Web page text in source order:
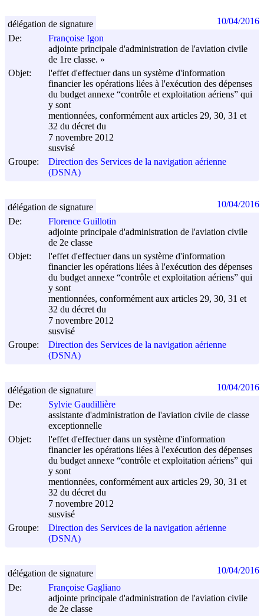
De:
Françoise Igon
adjointe principale d'administration de l'aviation civile
de 1re classe. »
Objet:
l'effet d'effectuer dans un système d'information
financier les opérations liées à l'exécution des dépenses
du budget annexe “contrôle et exploitation aériens” qui
y sont
mentionnées, conformément aux articles 29, 30, 31 et
32 du décret du
7 novembre 2012
susvisé
Groupe:
Direction des Services de la navigation aérienne
(DSNA)
délégation de signature 10/04/2016
De:
Florence Guillotin
adjointe principale d'administration de l'aviation civile
de 2e classe
Objet:
l'effet d'effectuer dans un système d'information
financier les opérations liées à l'exécution des dépenses
du budget annexe “contrôle et exploitation aériens” qui
y sont
mentionnées, conformément aux articles 29, 30, 31 et
32 du décret du
7 novembre 2012
susvisé
Groupe:
Direction des Services de la navigation aérienne
(DSNA)
délégation de signature 10/04/2016
De:
Sylvie Gaudillière
assistante d'administration de l'aviation civile de classe
exceptionnelle
Objet:
l'effet d'effectuer dans un système d'information
financier les opérations liées à l'exécution des dépenses
du budget annexe “contrôle et exploitation aériens” qui
y sont
mentionnées, conformément aux articles 29, 30, 31 et
32 du décret du
7 novembre 2012
susvisé
Groupe:
Direction des Services de la navigation aérienne
(DSNA)
délégation de signature 10/04/2016
De:
Françoise Gagliano
adjointe principale d'administration de l'aviation civile
de 2e classe
délégation de signature 10/04/2016